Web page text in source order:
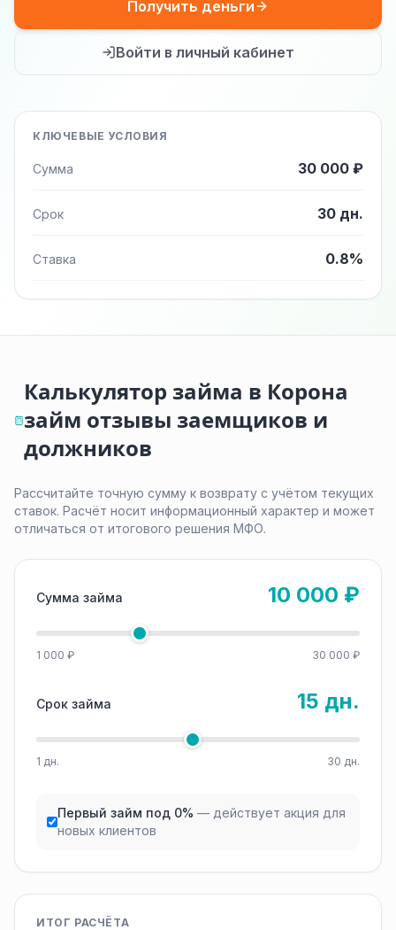
Получить деньги
Войти в личный кабинет
КЛЮЧЕВЫЕ УСЛОВИЯ
Сумма 30 000 ₽
Срок 30 дн.
Ставка 0.8%
Калькулятор займа в Корона
займ отзывы заемщиков и
должников
Рассчитайте точную сумму к возврату с учётом текущих
ставок. Расчёт носит информационный характер и может
отличаться от итогового решения МФО.
Сумма займа 10 000 ₽
1 000 ₽ 30 000 ₽
Срок займа 15 дн.
1 дн. 30 дн.
Первый займ под 0% — действует акция для
новых клиентов
ИТОГ РАСЧЁТА